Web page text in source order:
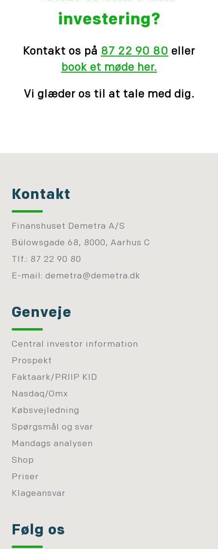
investering?
Kontakt os på 87 22 90 80 eller
book et møde her.
Vi glæder os til at tale med dig.
Kontakt
Finanshuset Demetra A/S
Bülowsgade 68, 8000, Aarhus C
Tlf.: 87 22 90 80
E-mail: demetra@demetra.dk
Genveje
Central investor information
Prospekt
Faktaark/PRIIP KID
Nasdaq/Omx
Købsvejledning
Spørgsmål og svar
Mandags analysen
Shop
Priser
Klageansvar
Følg os